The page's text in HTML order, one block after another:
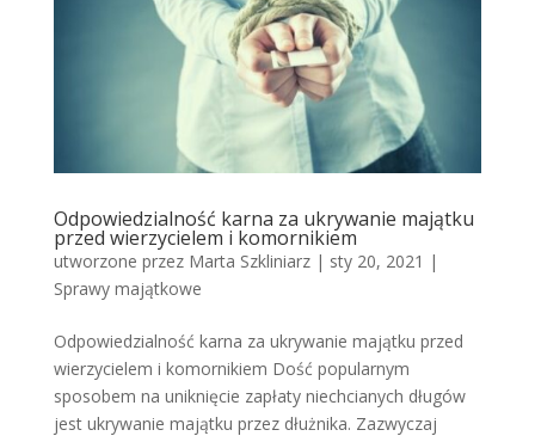
Odpowiedzialność karna za ukrywanie majątku
przed wierzycielem i komornikiem
utworzone przez Marta Szkliniarz| sty 20, 2021 |
Sprawy majątkowe
Odpowiedzialność karna za ukrywanie majątku przed
wierzycielem i komornikiem Dość popularnym
sposobem na uniknięcie zapłaty niechcianych długów
jest ukrywanie majątku przez dłużnika. Zazwyczaj